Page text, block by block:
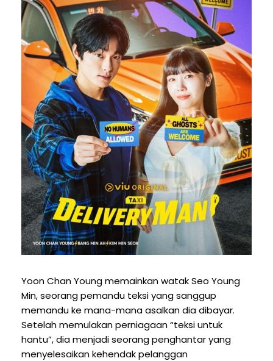
Yoon Chan Young memainkan watak Seo Young
Min, seorang pemandu teksi yang sanggup
memandu ke mana-mana asalkan dia dibayar.
Setelah memulakan perniagaan “teksi untuk
hantu”, dia menjadi seorang penghantar yang
menyelesaikan kehendak pelanggan